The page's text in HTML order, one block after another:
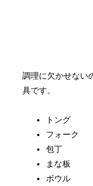
調理に欠かせない
具です。
トング
フォーク
包丁
まな板
ボウル